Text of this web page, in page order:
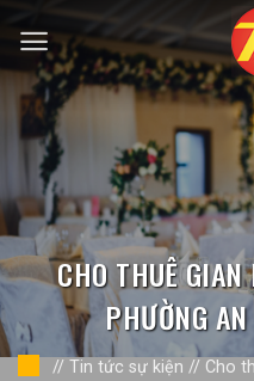
qua
nội
dung
CHO THUÊ
PHƯỜNG
// Tin tức sự kiện // Cho